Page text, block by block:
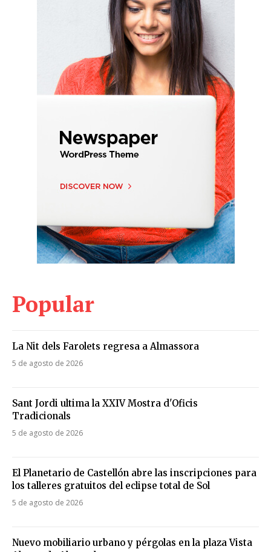
Popular
La Nit dels Farolets regresa a Almassora
5 de agosto de 2026
Sant Jordi ultima la XXIV Mostra d'Oficis
Tradicionals
5 de agosto de 2026
El Planetario de Castellón abre las inscripciones para
los talleres gratuitos del eclipse total de Sol
5 de agosto de 2026
Nuevo mobiliario urbano y pérgolas en la plaza Vista